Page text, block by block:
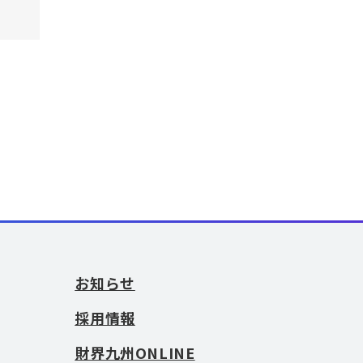
お知らせ
採用情報
財界九州ONLINE